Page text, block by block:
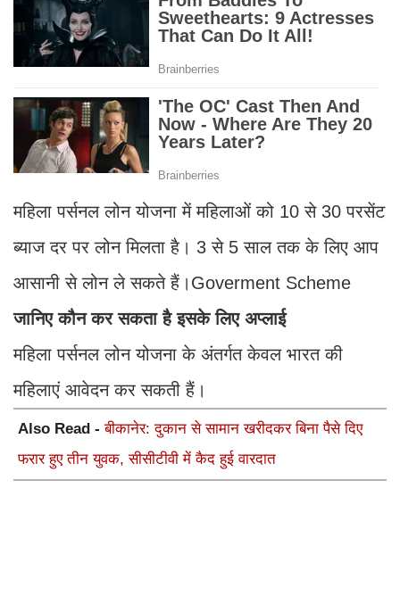
महिला पर्सनल लोन योजना में महिलाओं को 10 से 30 परसेंट
ब्याज दर पर लोन मिलता है। 3 से 5 साल तक के लिए आप
आसानी से लोन ले सकते हैं।Goverment Scheme
जानिए कौन कर सकता है इसके लिए अप्लाई
महिला पर्सनल लोन योजना के अंतर्गत केवल भारत की
महिलाएं आवेदन कर सकती हैं।
Also Read -बीकानेर: दुकान से सामान खरीदकर बिना पैसे दिए
फरार हुए तीन युवक, सीसीटीवी में कैद हुई वारदात